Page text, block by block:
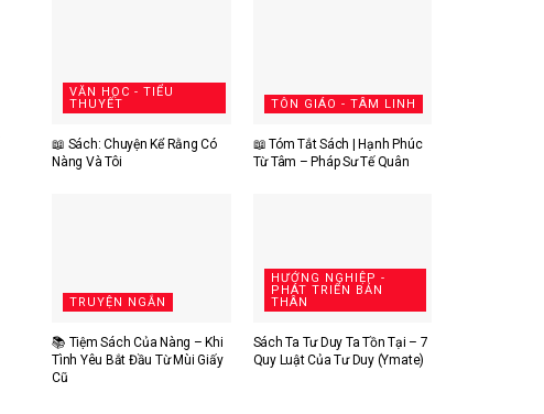
VĂN HỌC - TIỂU
THUYẾT
📖 Sách: Chuyện Kể Rằng Có
Nàng Và Tôi
TÔN GIÁO - TÂM LINH
📖 Tóm Tắt Sách | Hạnh Phúc
Từ Tâm – Pháp Sư Tế Quân
TRUYỆN NGẮN
📚 Tiệm Sách Của Nàng – Khi
Tình Yêu Bắt Đầu Từ Mùi Giấy
Cũ
HƯỚNG NGHIỆP -
PHÁT TRIỂN BẢN
THÂN
Sách Ta Tư Duy Ta Tồn Tại – 7
Quy Luật Của Tư Duy (Ymate)